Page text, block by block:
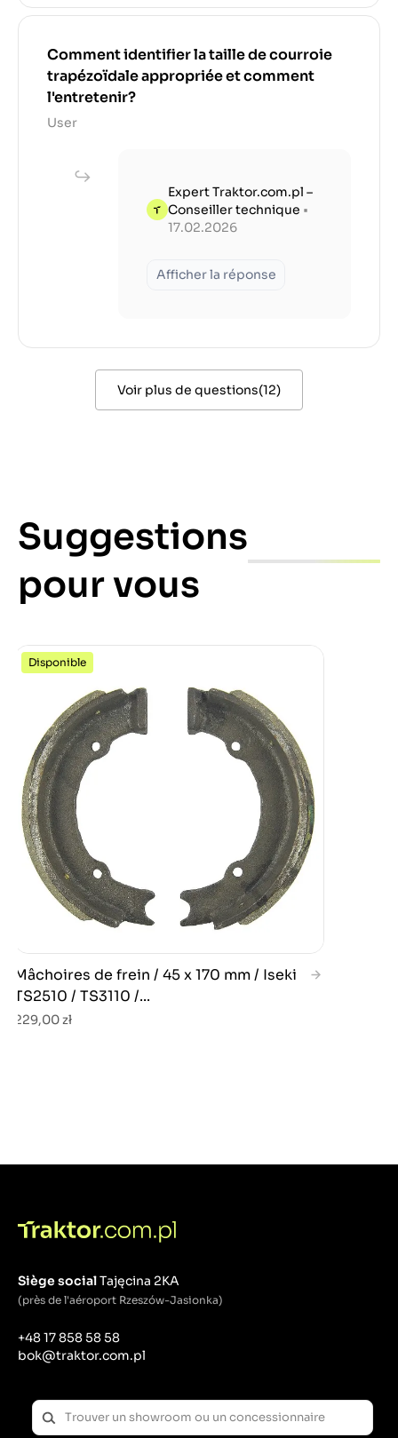
Comment identifier la taille de courroie
trapézoïdale appropriée et comment
l'entretenir?
User
Expert Traktor.com.pl –
Conseiller technique •
17.02.2026
Afficher la réponse
Voir plus de questions(12)
Suggestions
pour vous
Disponible
Mâchoires de frein / 45 x 170 mm / Iseki
TS2510 / TS3110 /...
229,00 zł
Siège socialTajęcina 2KA
(près de l'aéroport Rzeszów-Jasionka)
+48 17 858 58 58
bok@traktor.com.pl